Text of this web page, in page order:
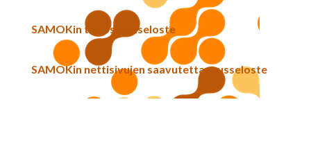
SAMOKin tietosuojaseloste
SAMOKin nettisivujen saavutettavuusseloste